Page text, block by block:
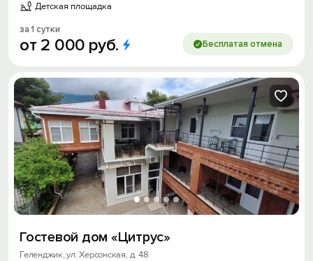
Детская площадка
за 1 сутки
от 2 000 руб. Бесплатая отмена
Гостевой дом «Цитрус»
Геленджик, ул. Херсонская, д. 48